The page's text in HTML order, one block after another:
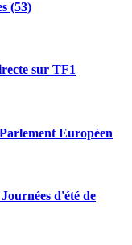
(53)
sur TF1
Européen
d'été de